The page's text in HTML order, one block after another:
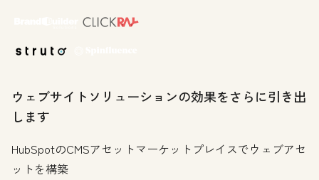
ウェブサイトソリューションの効果をさらに引き出
します
HubSpotのCMSアセットマーケットプレイスでウェブアセ
ットを構築